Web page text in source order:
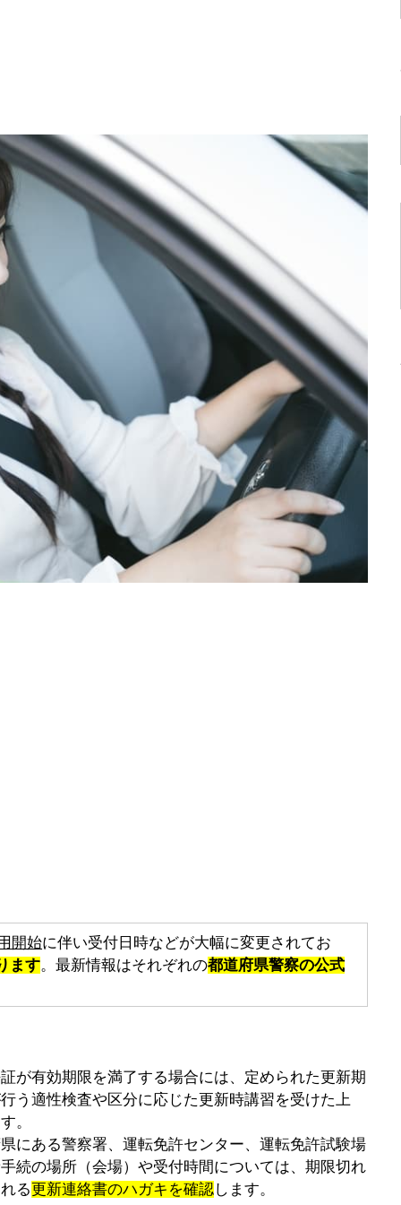
開始に伴い受付日時などが大幅に変更されてお
ます。最新情報はそれぞれの都道府県警察の公式
が有効期限を満了する場合には、定められた更新期
う適性検査や区分に応じた更新時講習を受けた上
。
にある警察署、運転免許センター、運転免許試験場
続の場所（会場）や受付時間については、期限切れ
る更新連絡書のハガキを確認します。